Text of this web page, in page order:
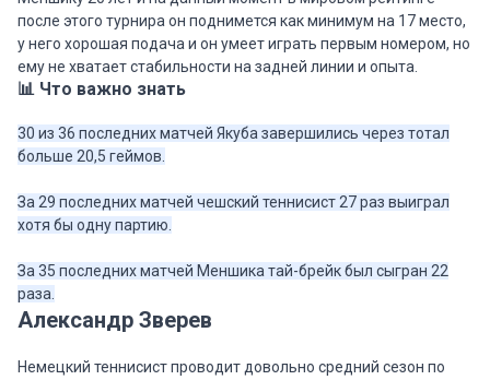
после этого турнира он поднимется как минимум на 17 место,
у него хорошая подача и он умеет играть первым номером, но
ему не хватает стабильности на задней линии и опыта.
📊 Что важно знать
30 из 36 последних матчей Якуба завершились через тотал
больше 20,5 геймов.
За 29 последних матчей чешский теннисист 27 раз выиграл
хотя бы одну партию.
За 35 последних матчей Меншика тай-брейк был сыгран 22
раза.
Александр Зверев
Немецкий теннисист проводит довольно средний сезон по